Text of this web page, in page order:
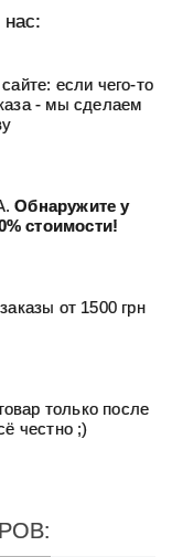
если чего-то
- мы сделаем
Обнаружите у
стоимости!
от 1500 грн
только после
честно ;)